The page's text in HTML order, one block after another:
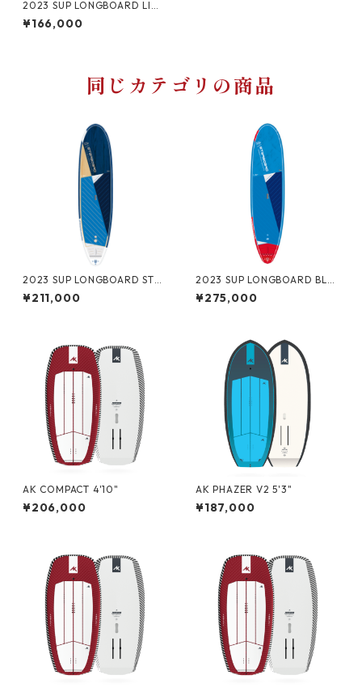
2023 SUP LONGBOARD LIMI
TED SERIES
¥166,000
同じカテゴリの商品
2023 SUP LONGBOARD STA
RLITE
¥211,000
2023 SUP LONGBOARD BLU
E CARBON
¥275,000
AK COMPACT 4'10"
¥206,000
AK PHAZER V2 5'3"
¥187,000